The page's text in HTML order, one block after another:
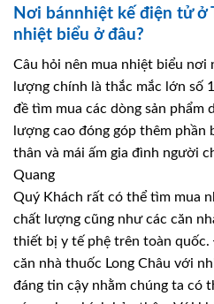
Nơi bánnhiệt kế điện tử ở
nhiệt biểu ở đâu?
Câu hỏi nên mua nhiệt biểu nơi
lượng chính là thắc mắc lớn số
đề tìm mua các dòng sản phẩm
lượng cao đóng góp thêm phần
thân và mái ấm gia đình người
Quang
Quý Khách rất có thể tìm mua
chất lượng cũng như các căn
thiết bị y tế phệ trên toàn
căn nhà thuốc Long Châu với
đáng tin cậy nhằm chúng ta có